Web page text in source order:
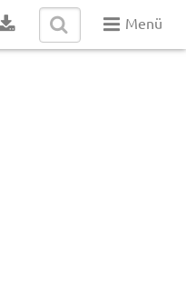
Menü